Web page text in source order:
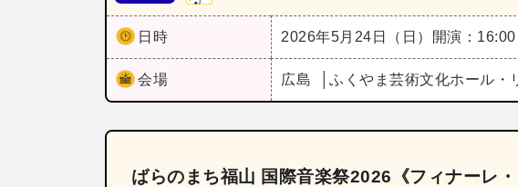
日時 2026年5月24日（日） 開演：16:00
会場 広島 ふくやま芸術文化ホール・
ばらのまち福山 国際音楽祭2026《フィナーレ・